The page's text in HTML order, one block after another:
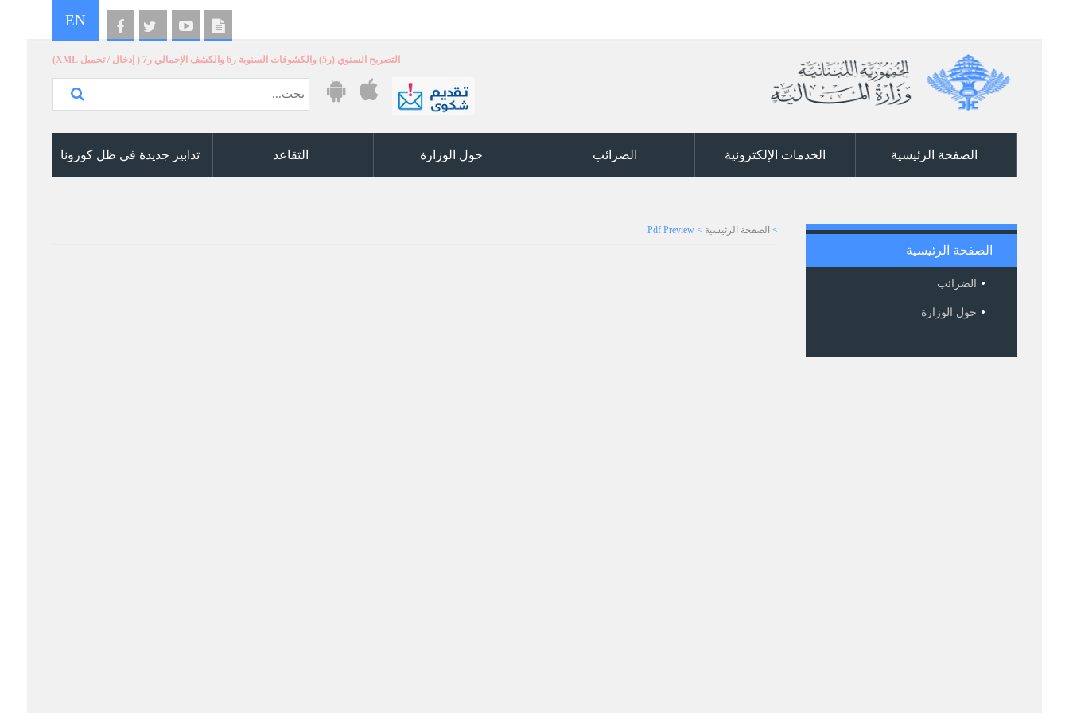
EN
التصريح السنوي (ر5) والكشوفات السنوية ر6 والكشف الإجمالي ر7 ( إدخال / تحميل XML)
الصفحة الرئيسية الخدمات الإلكترونية الضرائب حول الوزارة التقاعد تدابير جديدة في ظل كورونا
الصفحة الرئيسية
الضرائب
حول الوزارة
> الصفحة الرئيسية >
Pdf Preview